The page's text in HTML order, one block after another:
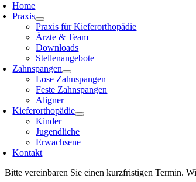
Home
Praxis
Praxis für Kieferorthopädie
Ärzte & Team
Downloads
Stellenangebote
Zahnspangen
Lose Zahnspangen
Feste Zahnspangen
Aligner
Kieferorthopädie
Kinder
Jugendliche
Erwachsene
Kontakt
Bitte vereinbaren Sie einen kurzfristigen Termin.